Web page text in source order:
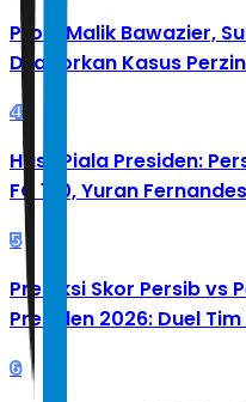
Profil Malik Bawazier,
Dilaporkan Kasus
4
Hasil Piala Presiden:
FC 1-0, Yuran
5
Prediksi Skor Persib vs
Presiden 2026: Duel
6